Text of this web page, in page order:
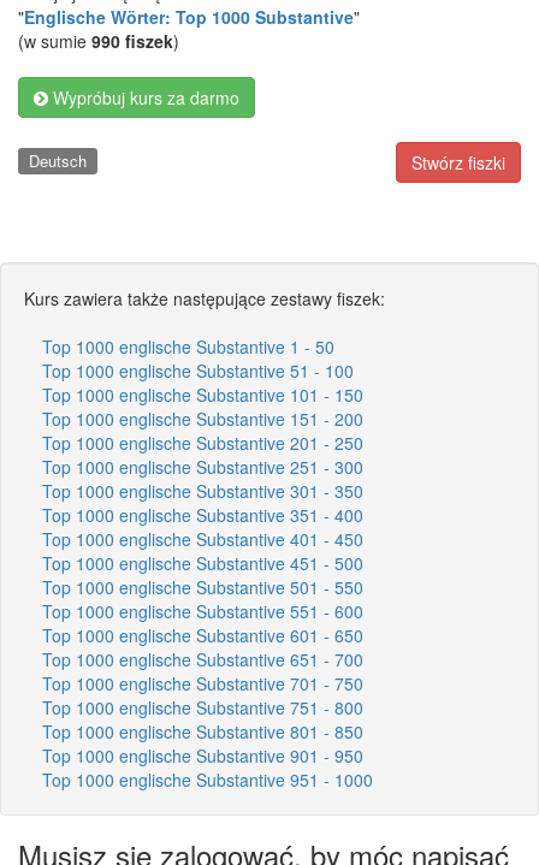
"Englische Wörter: Top 1000 Substantive"
(w sumie 990 fiszek)
Wypróbuj kurs za darmo
Stwórz fiszki
Deutsch
Kurs zawiera także następujące zestawy fiszek:
Top 1000 englische Substantive 1 - 50
Top 1000 englische Substantive 51 - 100
Top 1000 englische Substantive 101 - 150
Top 1000 englische Substantive 151 - 200
Top 1000 englische Substantive 201 - 250
Top 1000 englische Substantive 251 - 300
Top 1000 englische Substantive 301 - 350
Top 1000 englische Substantive 351 - 400
Top 1000 englische Substantive 401 - 450
Top 1000 englische Substantive 451 - 500
Top 1000 englische Substantive 501 - 550
Top 1000 englische Substantive 551 - 600
Top 1000 englische Substantive 601 - 650
Top 1000 englische Substantive 651 - 700
Top 1000 englische Substantive 701 - 750
Top 1000 englische Substantive 751 - 800
Top 1000 englische Substantive 801 - 850
Top 1000 englische Substantive 901 - 950
Top 1000 englische Substantive 951 - 1000
Musisz się zalogować, by móc napisać